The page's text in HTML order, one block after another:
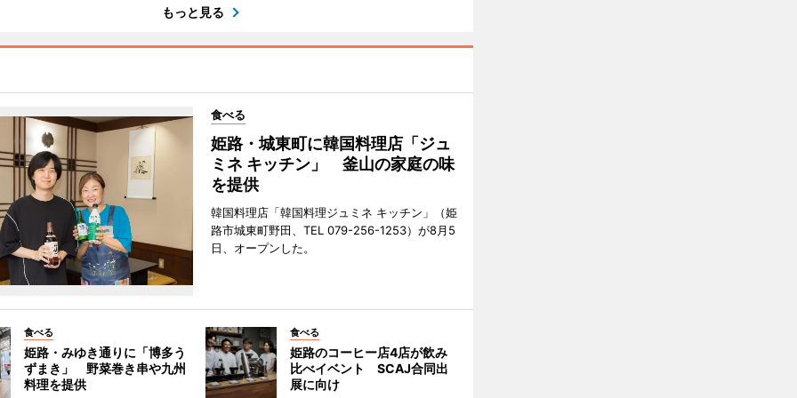
もっと見る
食べる
姫路・城東町に韓国料理店「ジュ
ミネ キッチン」 釜山の家庭の味
を提供
韓国料理店「韓国料理ジュミネ キッチン」（姫
路市城東町野田、TEL 079-256-1253）が8月5
日、オープンした。
食べる
姫路・みゆき通りに「博多う
ずまき」 野菜巻き串や九州
料理を提供
食べる
姫路のコーヒー店4店が飲み
比べイベント SCAJ合同出
展に向け